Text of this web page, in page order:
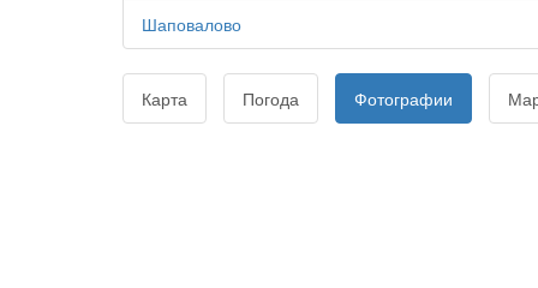
Шаповалово
Карта Погода Фотографии